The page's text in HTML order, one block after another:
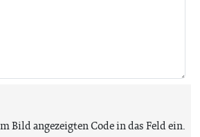
Bild angezeigten Code in das Feld ein.